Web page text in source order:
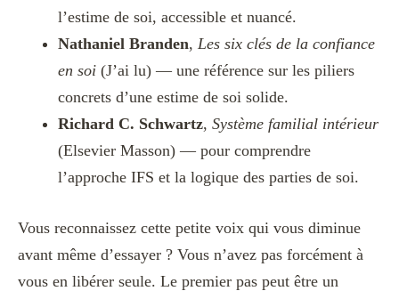
l’estime de soi, accessible et nuancé.
Nathaniel Branden, Les six clés de la confiance
en soi (J’ai lu) — une référence sur les piliers
concrets d’une estime de soi solide.
Richard C. Schwartz, Système familial intérieur
(Elsevier Masson) — pour comprendre
l’approche IFS et la logique des parties de soi.
Vous reconnaissez cette petite voix qui vous diminue
avant même d’essayer ? Vous n’avez pas forcément à
vous en libérer seule. Le premier pas peut être un